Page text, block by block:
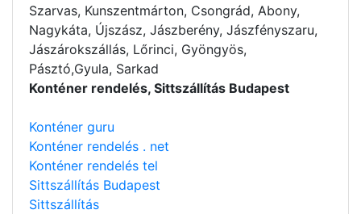
Szarvas, Kunszentmárton, Csongrád, Abony,
Nagykáta, Újszász, Jászberény, Jászfényszaru,
Jászárokszállás, Lőrinci, Gyöngyös,
Pásztó,Gyula, Sarkad
Konténer rendelés, Sittszállítás Budapest
Konténer guru
Konténer rendelés . net
Konténer rendelés tel
Sittszállítás Budapest
Sittszállítás